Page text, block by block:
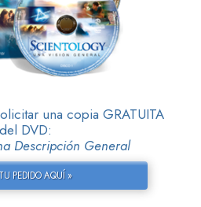
una copia GRATUITA
del DVD:
Descripción General
PEDIDO AQUÍ »